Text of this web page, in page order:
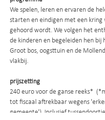
We spelen, leren en ervaren de
starten en eindigen met een kring
gehoord wordt. We volgen het
de kinderen en begeleiden hen bij
Groot bos, oogsttuin en de
vlakbij.
prijszetting
240 euro voor de ganse reeks*
tot fiscaal aftrekbaar wegens
gemeente'). Inclusief